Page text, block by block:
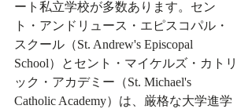
ート私立学校が多数あります。セン
ト・アンドリュース・エピスコパル・
スクール（St. Andrew's Episcopal
School）とセント・マイケルズ・カトリ
ック・アカデミー（St. Michael's
Catholic Academy）は、厳格な大学進学